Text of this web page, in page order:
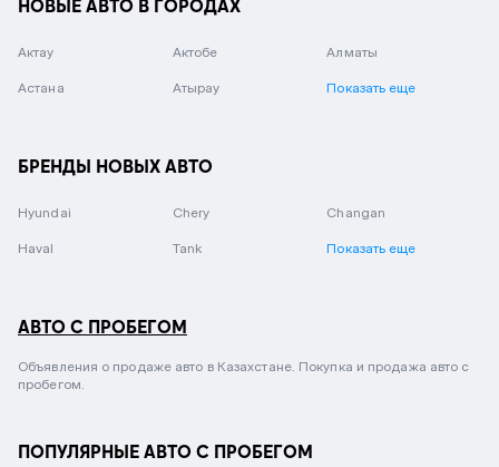
НОВЫЕ АВТО В ГОРОДАХ
Актау Актобе Алматы
Астана Атырау Показать еще
БРЕНДЫ НОВЫХ АВТО
Hyundai Chery Changan
Haval Tank Показать еще
АВТО С ПРОБЕГОМ
Объявления о продаже авто в Казахстане. Покупка и продажа авто с
пробегом.
ПОПУЛЯРНЫЕ АВТО С ПРОБЕГОМ